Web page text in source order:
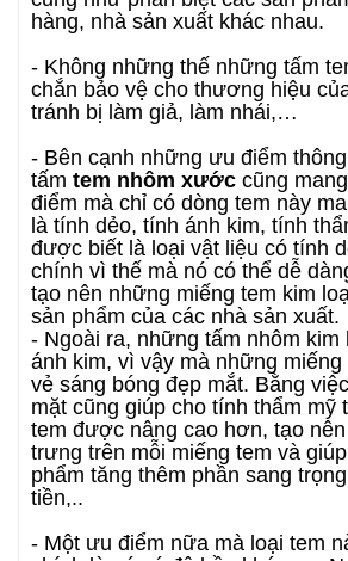
hàng, nhà sản xuất khác nhau.
- Không những thế những tấm
chắn bảo vệ cho thương hiệu
tránh bị làm giả, làm nhái,…
- Bên cạnh những ưu điểm
tấm tem nhôm xước cũng
điểm mà chỉ có dòng tem này
là tính dẻo, tính ánh kim, tính
được biết là loại vật liệu có tính
chính vì thế mà nó có thể dễ
tạo nên những miếng tem kim
sản phẩm của các nhà sản xuất.
- Ngoài ra, những tấm nhôm kim
ánh kim, vì vậy mà những
vẻ sáng bóng đẹp mắt. Bằng
mặt cũng giúp cho tính thẩm mỹ
tem được nâng cao hơn, tạo
trưng trên mỗi miếng tem và
phẩm tăng thêm phần sang
tiền,..
- Một ưu điểm nữa mà loại tem